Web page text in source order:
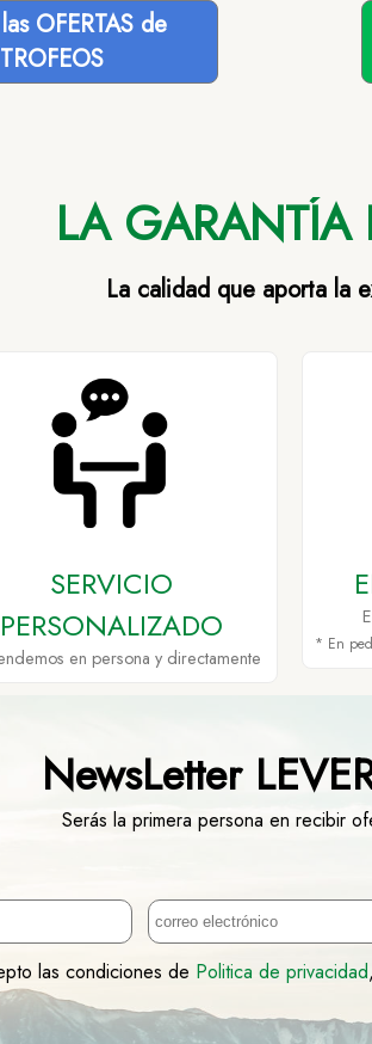
OFERTAS de
TROFEOS
LA GARANTÍA
La calidad que aporta la
SERVICIO
PERSONALIZADO
en persona y directamente
* En
NewsLetter
Serás la primera persona en recibir
las condiciones de Politica de privacidad,